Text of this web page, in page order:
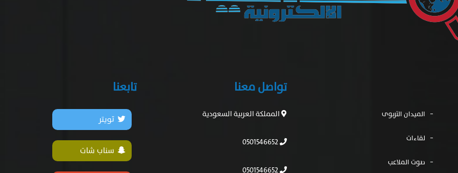
الميدان التربوى
لقاءات
صوت الملاعب
تواصل معنا
المملكة العربية السعودية
0501546652
0501546652
تابعنا
تويتر
سناب شات